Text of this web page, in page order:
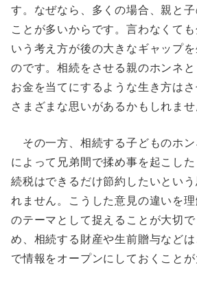
す。なぜなら、多くの場合、親と
ことが多いからです。言わなくて
いう考え方が後の大きなギャップ
のです。相続をさせる親のホンネと
お金を当てにするような生き方はさ
さまざまな思いがあるかもしれませ
その一方、相続する子どものホ
によって兄弟間で揉め事を起こし
続税はできるだけ節約したいとい
れません。こうした意見の違いを
のテーマとして捉えることが大切
め、相続する財産や生前贈与など
で情報をオープンにしておくことが